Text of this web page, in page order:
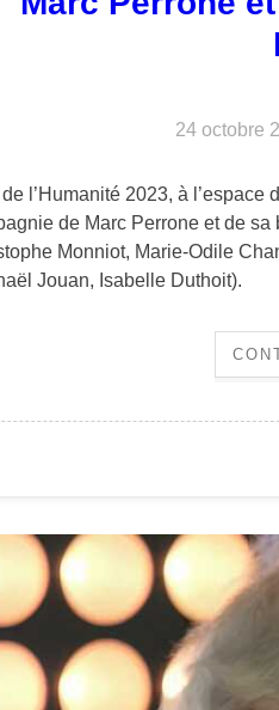
24 octobre
l’Humanité 2023, à l’espace
de Marc Perrone et de
Monniot, Marie-Odile
Jouan, Isabelle Duthoit).